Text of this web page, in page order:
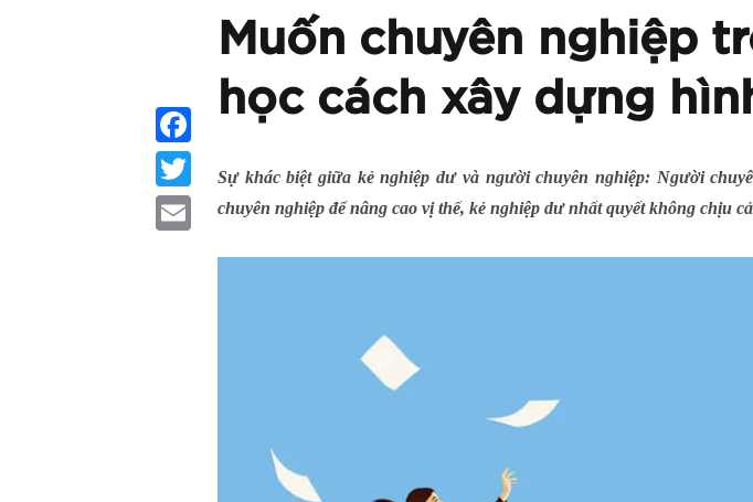
Muốn chuyên nghiệp
học cách xây dựng
Sự khác biệt giữa kẻ nghiệp dư và người chuyên nghiệp: Người
chuyên nghiệp để nâng cao vị thế, kẻ nghiệp dư nhất quyết không chịu
Facebook
Twitter